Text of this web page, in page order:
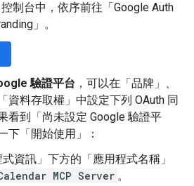
制台中，依序前往「Google Auth
」 。
驗證平台 ，可以在「品牌」 、
資料存取權」 中設定下列 OAuth 同
看到「尚未設定 Google 驗證平
下「開始使用」
：
資訊」 下方的「應用程式名稱」
MCP Server 。